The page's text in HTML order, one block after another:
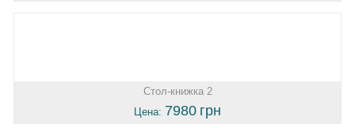
Стол-книжка 2
Цена: 7980 грн